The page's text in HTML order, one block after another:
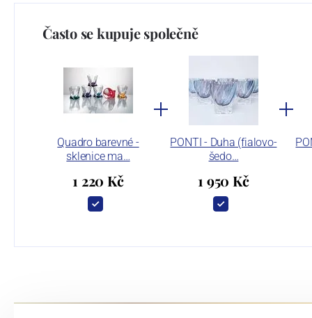
Často se kupuje společně
Quadro barevné -
sklenice ma…
1 220 Kč
PONTI - Duha (fialovo-
šedo…
1 950 Kč